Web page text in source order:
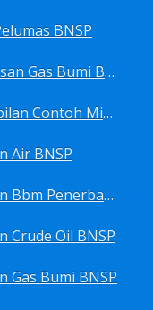
BNSP
Sertifikasi Operator Pemrosesan Gas Bumi BNSP
Sertifikasi Operator Pengambilan Contoh Minyak Bumi, Gas Bumi, Bbm- Bbn- Pelumas, Udara, Limbah, Air BNSP
Air BNSP
Sertifikasi Operator Pengujian Bbm Penerbangan Dan Non Penerbangan BNSP
Crude Oil BNSP
Gas Bumi BNSP